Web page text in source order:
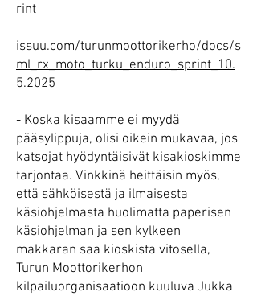
rint
issuu.com/turunmoottorikerho/docs/s
ml_rx_moto_turku_enduro_sprint_10.
5.2025
- Koska kisaamme ei myydä
pääsylippuja, olisi oikein mukavaa, jos
katsojat hyödyntäisivät kisakioskimme
tarjontaa. Vinkkinä heittäisin myös,
että sähköisestä ja ilmaisesta
käsiohjelmasta huolimatta paperisen
käsiohjelman ja sen kylkeen
makkaran saa kioskista vitosella,
Turun Moottorikerhon
kilpailuorganisaatioon kuuluva Jukka